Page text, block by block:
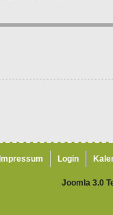
Impressum Login
Joomla 3.0